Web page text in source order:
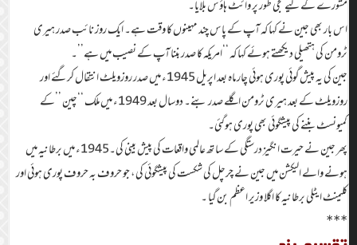
مشورے کے لیے نجی طور پر وائٹ ہاؤس بلایا۔
اس بار بھی جین نے کہا کہ آپ کے پاس چند مہینوں کا وقت ہے۔ ایک روز نائب صدر ہیری
ٹرومن کی ہتھیلی دیکھتے ہوئے کہا کہ ‘‘امریکہ کا صدر بننا آپ کے نصیب میں ہے’’۔
جین کی یہ پیش گوئی پوری ہوئی چار ماہ بعد اپریل 1945ء میں صدر روزویلٹ انتقال کرگئے اور
روزویلٹ کے بعد ہیری ٹرومن اگلے صدر بنے۔ دوسال بعد 1949ء میں ملک ‘‘چین ’’کے
کمیونسٹ بننے کی پیشگوئی بھی پوری ہوگئی۔
پھر جین نے حیرت انگیز درستگی کے ساتھ عالمی واقعات کی پیش بینی کی۔1945ء میں برطانیہ میں
ہونے والے الیکشن میں جین نے چرچل کی شکست کی پیشگوئی کی ، جو حروف بہ حروف پوری ہوئی اور
کلیمنٹ ایٹلی برطانیہ کا اگلا وزیر اعظم بن گیا ۔
***